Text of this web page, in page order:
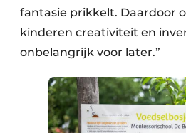
fantasie prikkelt. Daardoor
kinderen creativiteit en
onbelangrijk voor later.”